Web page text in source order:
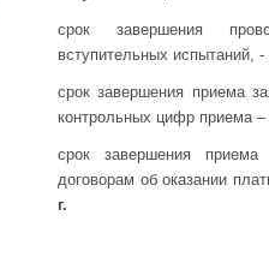
срок завершения
вступительных испытаний, -
срок завершения приема
контрольных цифр приема –
срок завершения
договорам об оказании
г.